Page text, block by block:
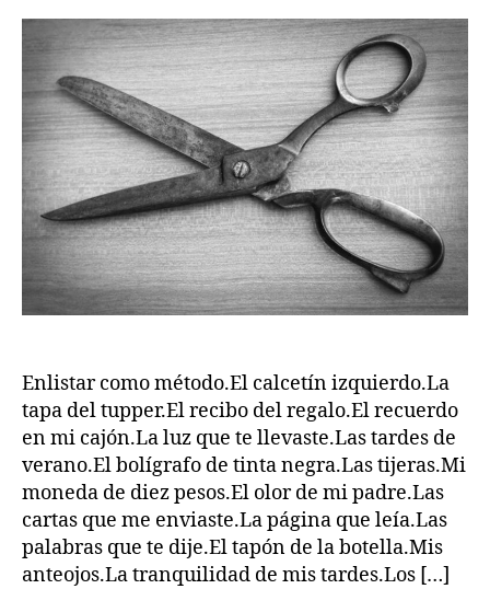
publicación
Enlistar como método.El calcetín izquierdo.La
tapa del tupper.El recibo del regalo.El recuerdo
en mi cajón.La luz que te llevaste.Las tardes de
verano.El bolígrafo de tinta negra.Las tijeras.Mi
moneda de diez pesos.El olor de mi padre.Las
cartas que me enviaste.La página que leía.Las
palabras que te dije.El tapón de la botella.Mis
anteojos.La tranquilidad de mis tardes.Los […]